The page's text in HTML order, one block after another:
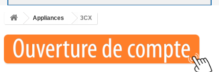
Appliances 3CX